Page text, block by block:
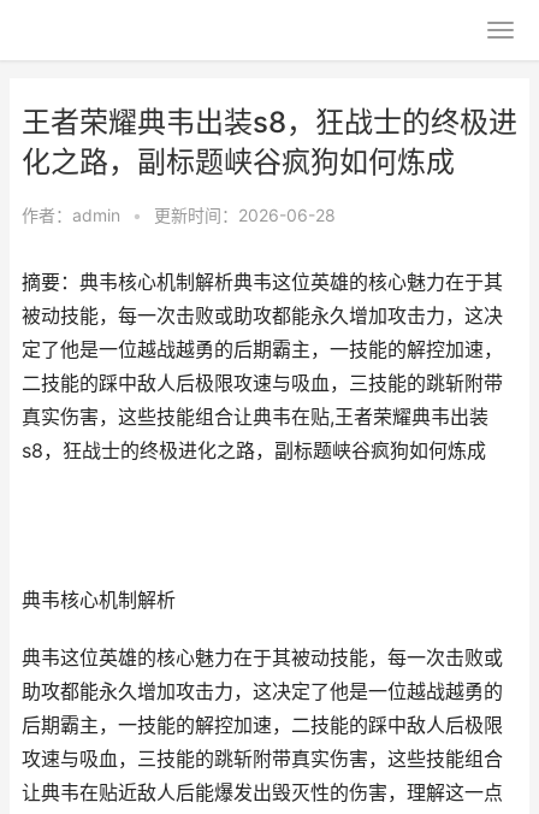
王者荣耀典韦出装s8，狂战士的终极进
化之路，副标题峡谷疯狗如何炼成
作者： admin • 更新时间：2026-06-28
摘要：典韦核心机制解析典韦这位英雄的核心魅力在于其
被动技能，每一次击败或助攻都能永久增加攻击力，这决
定了他是一位越战越勇的后期霸主，一技能的解控加速，
二技能的踩中敌人后极限攻速与吸血，三技能的跳斩附带
真实伤害，这些技能组合让典韦在贴,王者荣耀典韦出装
s8，狂战士的终极进化之路，副标题峡谷疯狗如何炼成
典韦核心机制解析
典韦这位英雄的核心魅力在于其被动技能，每一次击败或
助攻都能永久增加攻击力，这决定了他是一位越战越勇的
后期霸主，一技能的解控加速，二技能的踩中敌人后极限
攻速与吸血，三技能的跳斩附带真实伤害，这些技能组合
让典韦在贴近敌人后能爆发出毁灭性的伤害，理解这一点